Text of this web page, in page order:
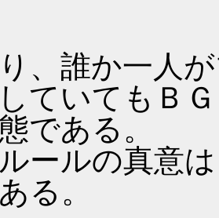
、誰か一人
ていてもＢ
である。
ールの真意
る。